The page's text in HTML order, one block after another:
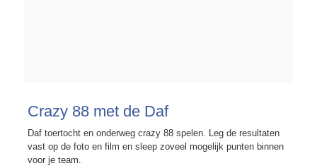
Crazy 88 met de Daf
Daf toertocht en onderweg crazy 88 spelen. Leg de resultaten
vast op de foto en film en sleep zoveel mogelijk punten binnen
voor je team.